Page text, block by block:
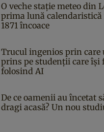
O veche stație meteo din
prima lună calendaristică
1871 încoace
Trucul ingenios prin care
prins pe studenții care își
folosind AI
De ce oamenii au încetat
dragi acasă? Un nou